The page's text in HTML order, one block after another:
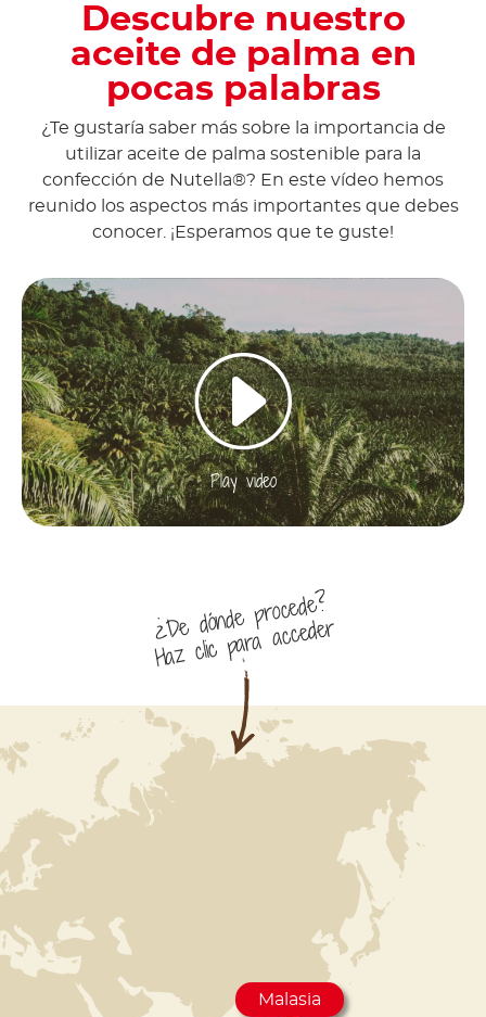
Descubre nuestro
aceite de palma en
pocas palabras
¿Te gustaría saber más sobre la importancia de
utilizar aceite de palma sostenible para la
confección de Nutella®? En este vídeo hemos
reunido los aspectos más importantes que debes
conocer. ¡Esperamos que te guste!
Play video
¿De dónde procede?
Haz clic para acceder
Malasia